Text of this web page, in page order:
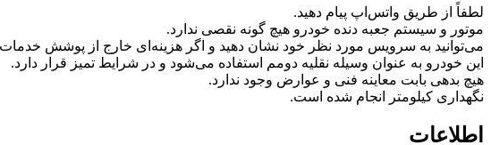
نگهداری کیلومتر انجام شده است.
اطلاعات